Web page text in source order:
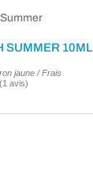
SUMMER 10ML
jaune / Frais